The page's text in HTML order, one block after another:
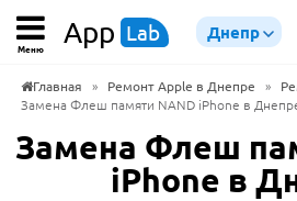
Меню App Lab Днепр
Главная » Ремонт Apple в Днепре »
Замена Флеш памяти NAND iPhone в
Замена Флеш
iPhone в